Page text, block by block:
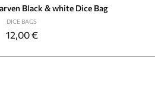
Black & white Dice Bag
DICE BAGS
12,00€